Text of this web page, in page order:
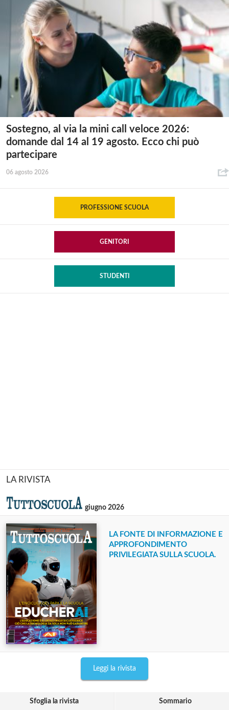
Sostegno, al via la mini call veloce 2026:
domande dal 14 al 19 agosto. Ecco chi può
partecipare
06 agosto 2026
PROFESSIONE SCUOLA
GENITORI
STUDENTI
LA RIVISTA
giugno 2026
LA FONTE DI INFORMAZIONE E
APPROFONDIMENTO
PRIVILEGIATA SULLA SCUOLA.
Leggi la rivista
Sfoglia la rivista Sommario